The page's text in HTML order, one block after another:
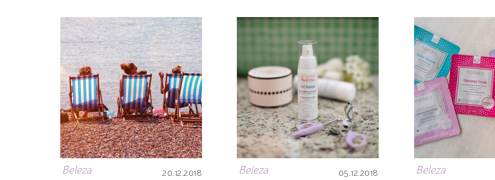
Beleza 20.12.2018 Beleza 05.12.2018 Beleza